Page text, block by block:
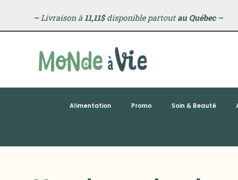
–Livraison à 11,11$disponible partoutau Québec –
Alimentation Promo Soin & Beauté